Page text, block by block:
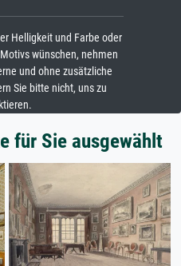
Helligkeit und Farbe oder
wünschen, nehmen
und ohne zusätzliche
Sie bitte nicht, uns zu
für Sie ausgewählt